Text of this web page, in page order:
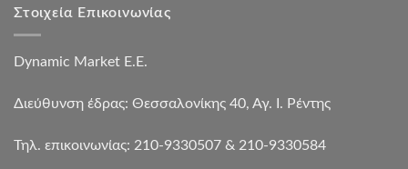
Στοιχεία Επικοινωνίας
Dynamic Market Ε.Ε.
Διεύθυνση έδρας: Θεσσαλονίκης 40, Αγ. Ι. Ρέντης
Τηλ. επικοινωνίας: 210-9330507 & 210-9330584